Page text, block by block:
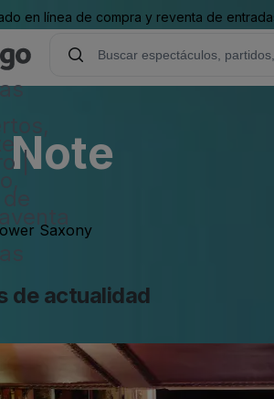
en línea de compra y reventa de
|
Note
Saxony
de actualidad